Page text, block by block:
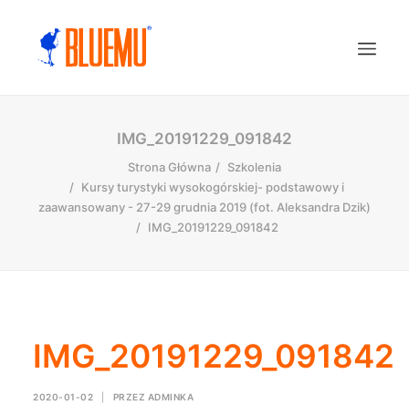
IMG_20191229_091842
Strona Główna
Szkolenia
Kursy turystyki wysokogórskiej- podstawowy i
zaawansowany - 27-29 grudnia 2019 (fot. Aleksandra Dzik)
IMG_20191229_091842
IMG_20191229_091842
2020-01-02 PRZEZ ADMINKA